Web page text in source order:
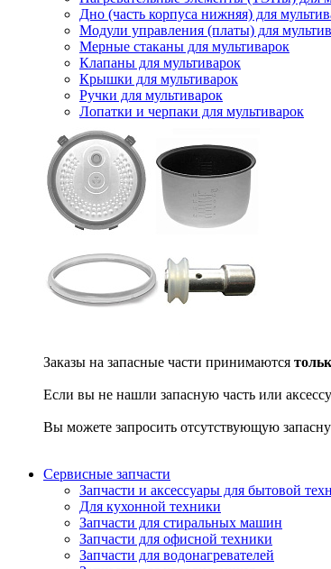
Дно (часть корпуса нижняя) для
Модули управления (платы) для
Мерные стаканы для мультиварок
Клапаны для мультиварок
Крышки для мультиварок
Ручки для мультиварок
Лопатки и черпаки для мультиварок
Заказы на запасные части принимаются
Если вы не нашли запасную часть или
Вы можете запросить отсутствующую
Сервисные запчасти
Запчасти и аксессуары для бытовой
Для кухонной техники
Запчасти для стиральных машин
Запчасти для офисной техники
Запчасти для водонагревателей